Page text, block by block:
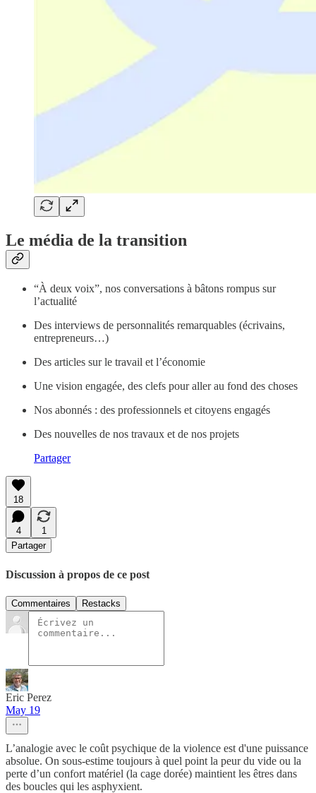
Le média de la transition
“À deux voix”, nos conversations à bâtons rompus sur
l’actualité
Des interviews de personnalités remarquables (écrivains,
entrepreneurs…)
Des articles sur le travail et l’économie
Une vision engagée, des clefs pour aller au fond des choses
Nos abonnés : des professionnels et citoyens engagés
Des nouvelles de nos travaux et de nos projets
Partager
18
4
1
Partager
Discussion à propos de ce post
Commentaires Restacks
Eric Perez
May 19
L’analogie avec le coût psychique de la violence est d'une puissance
absolue. On sous-estime toujours à quel point la peur du vide ou la
perte d’un confort matériel (la cage dorée) maintient les êtres dans
des boucles qui les asphyxient.